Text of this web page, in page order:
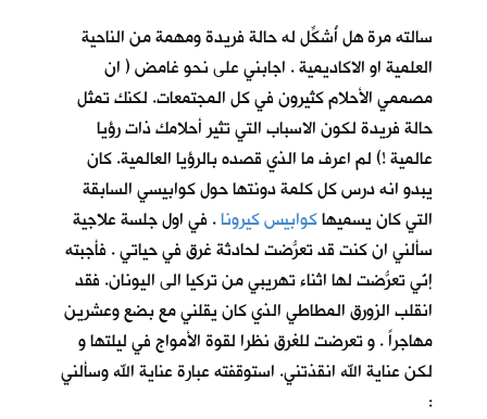
سالته مرة هل أُشكِّل له حالة فريدة ومهمة من الناحية
العلمية او الاكاديمية . اجابني على نحو غامض ( ان
مصممي الأحلام كثيرون في كل المجتمعات. لكنك تمثل
حالة فريدة لكون الاسباب التي تثير أحلامك ذات رؤيا
عالمية !) لم اعرف ما الذي قصده بالرؤيا العالمية. كان
يبدو انه درس كل كلمة دونتها حول كوابيسي السابقة
التي كان يسميهاكوابيس كيرونا. في اول جلسة علاجية
سألني ان كنت قد تعرّضتُ لحادثة غرق في حياتي . فأجبته
إنّي تعرّضتُ لها اثناء تهريبي من تركيا الى اليونان. فقد
انقلب الزورق المطاطي الذي كان يقلني مع بضع وعشرين
مهاجراً . و تعرضت للغرق نظرا لقوة الأمواج في ليلتها و
لكن عناية الله انقذتني. استوقفته عبارة عناية الله وسألني
: